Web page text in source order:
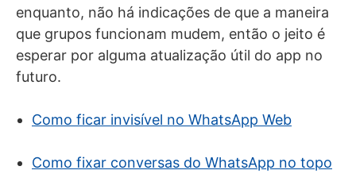
enquanto, não há indicações de que a maneira
que grupos funcionam mudem, então o jeito é
esperar por alguma atualização útil do app no
futuro.
Como ficar invisível no WhatsApp Web
Como fixar conversas do WhatsApp no topo